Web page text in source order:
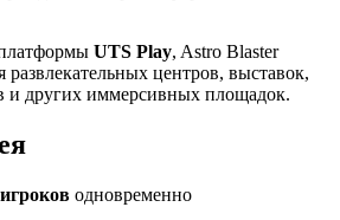
UTS Play, Astro Blaster
развлекательных центров, выставок,
и других иммерсивных площадок.
одновременно